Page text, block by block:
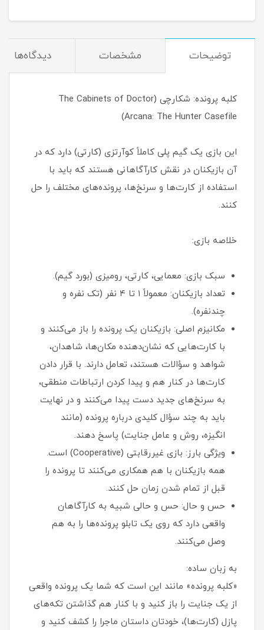
توضیحات مشخصات دیدگاه‌ها
کلبه پرونده: شکارچی (The Cabinets of Doctor
Arcana: The Hunter Casefile)
این بازی یک گیم پلی کاملاً کوآرتزی (کارتی) دارد که در
آن بازیکنان در نقش کارآگاهانی هستند که باید با
استفاده از کارت‌ها و سرنخ‌ها، پرونده‌های مختلف را حل
کنند.
خلاصه بازی:
سبک بازی: معمایی، کارتی، رومیزی (بورد گیم).
تعداد بازیکنان: معمولاً ۱ تا ۴ نفر (تک نفره و
چندنفره).
مکانیزم اصلی: بازیکنان یک پرونده را باز می‌کنند و
با کارت‌هایی که نشان‌دهنده مکان‌ها، شاهدان،
شواهد و سؤالات هستند، تعامل دارند. با قرار دادن
کارت‌ها در کنار هم و پیدا کردن ارتباطات منطقی،
به سرنخ‌های جدید دست پیدا می‌کنند و در نهایت
باید به چند سؤال کلیدی درباره پرونده (مانند
انگیزه، روش و عامل جنایت) پاسخ دهند.
ویژگی بارز: بازی غیررقابتی (Cooperative) است.
همه بازیکنان با هم همکاری می‌کنند تا پرونده را
قبل از تمام شدن زمان حل کنند.
حس و حال: حس و حالی شبیه به کارآگاهان
واقعی دارد که روی یک تابلو پرونده‌ها را به هم
وصل می‌کنند.
به زبان ساده:
«کلبه پرونده» مانند این است که شما یک پرونده واقعی
از یک جنایت را باز کنید و با کنار هم گذاشتن تکه‌های
پازل (کارت‌ها)، خودتان داستان ماجرا را کشف کنید و